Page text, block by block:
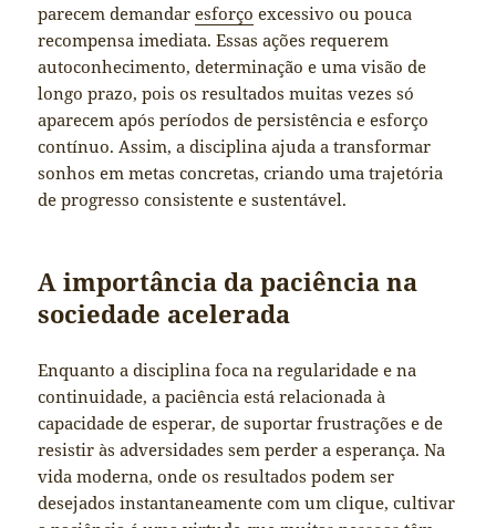
parecem demandaresforço excessivo ou pouca
recompensa imediata. Essas ações requerem
autoconhecimento, determinação e uma visão de
longo prazo, pois os resultados muitas vezes só
aparecem após períodos de persistência e esforço
contínuo. Assim, a disciplina ajuda a transformar
sonhos em metas concretas, criando uma trajetória
de progresso consistente e sustentável.
A importância da paciência na
sociedade acelerada
Enquanto a disciplina foca na regularidade e na
continuidade, a paciência está relacionada à
capacidade de esperar, de suportar frustrações e de
resistir às adversidades sem perder a esperança. Na
vida moderna, onde os resultados podem ser
desejados instantaneamente com um clique, cultivar